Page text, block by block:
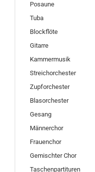
Posaune
Tuba
Blockflöte
Gitarre
Kammermusik
Streichorchester
Zupforchester
Blasorchester
Gesang
Männerchor
Frauenchor
Gemischter Chor
Taschenpartituren